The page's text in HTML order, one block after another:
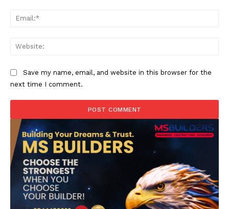
Save my name, email, and website in this browser for the
next time I comment.